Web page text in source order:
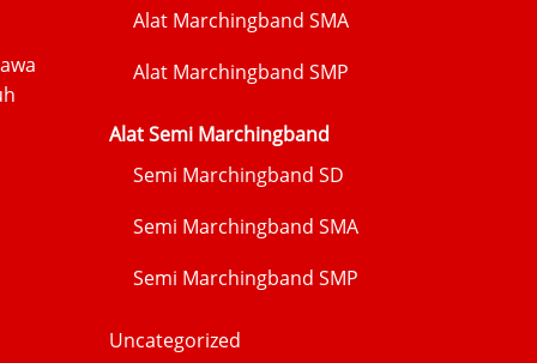
Alat Marchingband SMA
Alat Marchingband SMP
Alat Semi Marchingband
Semi Marchingband SD
Semi Marchingband SMA
Semi Marchingband SMP
Uncategorized